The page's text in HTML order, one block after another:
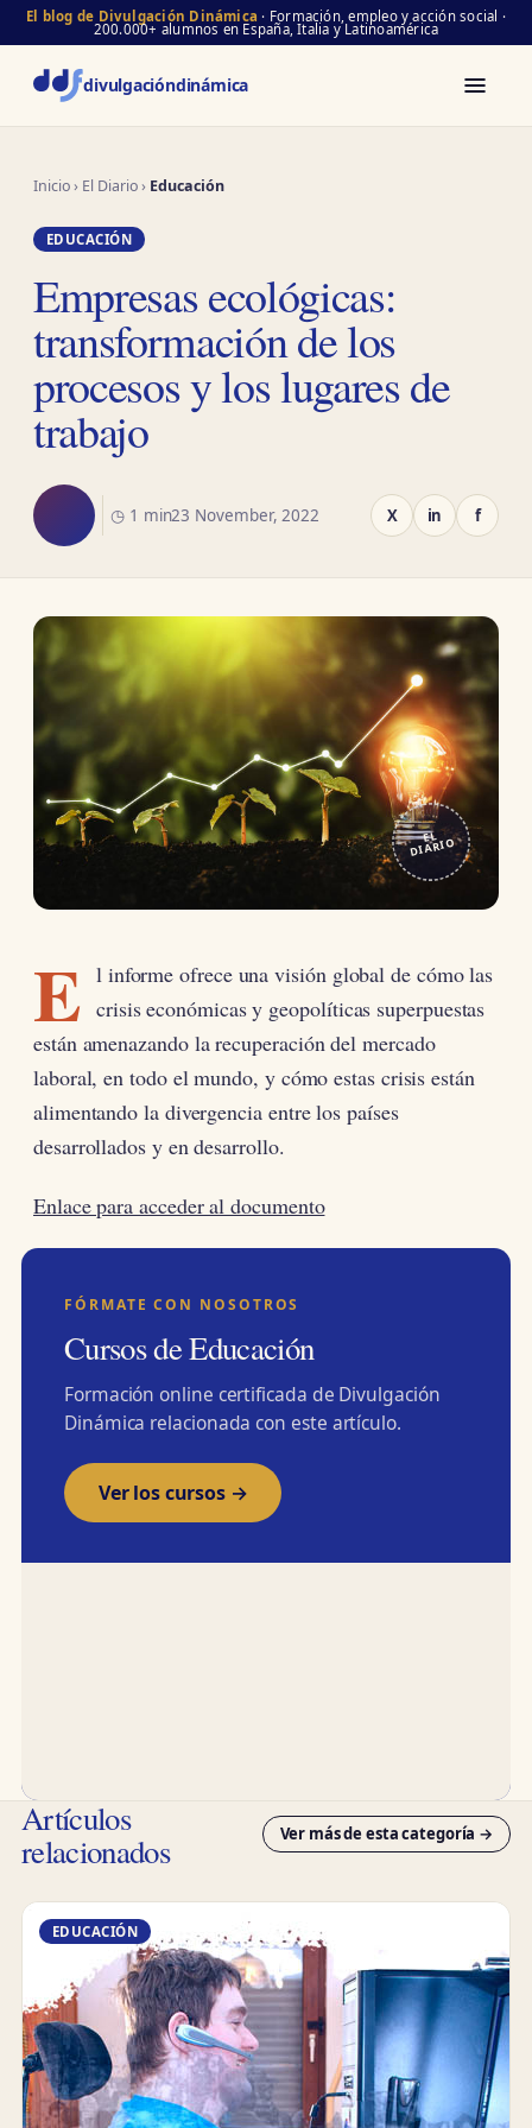
El blog de Divulgación Dinámica · Formación, empleo y acción social ·
200.000+ alumnos en España, Italia y Latinoamérica
divulgacióndinámica
Inicio› El Diario› Educación
EDUCACIÓN
Empresas ecológicas:
transformación de los
procesos y los lugares de
trabajo
◷ 1 min23 November, 2022 X in f
EL
DIARIO
E l informe ofrece una visión global de cómo las
crisis económicas y geopolíticas superpuestas
están amenazando la recuperación del mercado
laboral, en todo el mundo, y cómo estas crisis están
alimentando la divergencia entre los países
desarrollados y en desarrollo.
Enlace para acceder al documento
FÓRMATE CON NOSOTROS
Cursos de Educación
Formación online certificada de Divulgación
Dinámica relacionada con este artículo.
Ver los cursos →
Artículos
relacionados Ver más de esta categoría →
EDUCACIÓN